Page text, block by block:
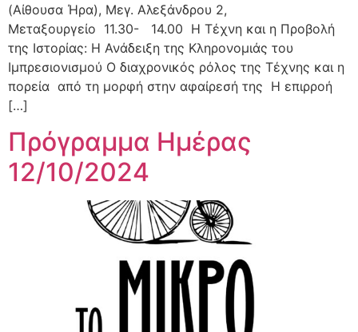
(Αίθουσα Ήρα), Μεγ. Αλεξάνδρου 2,
Μεταξουργείο 11.30- 14.00 Η Τέχνη και η Προβολή
της Ιστορίας: Η Ανάδειξη της Κληρονομιάς του
Ιμπρεσιονισμού Ο διαχρονικός ρόλος της Τέχνης και η
πορεία από τη μορφή στην αφαίρεσή της Η επιρροή
[…]
Πρόγραμμα Ημέρας
12/10/2024